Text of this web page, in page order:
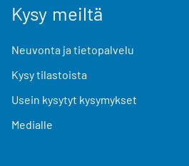
Kysy meiltä
Neuvonta ja tietopalvelu
Kysy tilastoista
Usein kysytyt kysymykset
Medialle